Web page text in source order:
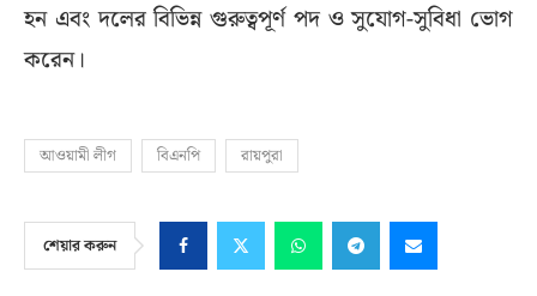
হন এবং দলের বিভিন্ন গুরুত্বপূর্ণ পদ ও সুযোগ-সুবিধা ভোগ
করেন।
আওয়ামী লীগ বিএনপি রায়পুরা
শেয়ার করুন